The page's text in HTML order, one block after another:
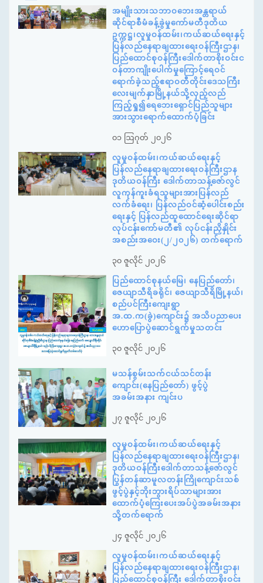
အမျိုးသားသဘာဝဘေးအန္တရာယ်
ဆိုင်ရာစီမံခန့်ခွဲမှုကော်မတီဒုတိယ
ဥက္ကဋ္ဌ၊လူမှုဝန်ထမ်း၊ကယ်ဆယ်ရေးနှင့်
ပြန်လည်နေရာချထားရေးဝန်ကြီးဌာန၊
ပြည်ထောင်စုဝန်ကြီးဒေါက်တာစိုးဝင်းင
ဝန်တာကျိုးပေါက်မှုကြောင့်ရေဝင်
ရောက်ခဲ့သည့်ဧရာဝတီတိုင်းဒေသကြီး
လေးမျက်နှာမြို့နယ်သို့လှည့်လည်
ကြည့်ရှု၍ရေဘေးရှောင်ပြည်သူများ
အားသွားရောက်ထောက်ပံ့ခြင်း
၀၁ ဩဂုတ် ၂၀၂၆
လူမှုဝန်ထမ်း၊ကယ်ဆယ်ရေးနှင့်
ပြန်လည်နေရာချထားရေးဝန်ကြီးဌာန
ဒုတိယဝန်ကြီး ဒေါက်တာသန့်ဇော်လွင်
လူကုန်ကူးခံရသူများအားပြန်လည်
လက်ခံရေး၊ ပြန်လည်ဝင်ဆံ့ပေါင်းစည်း
ရေးနှင့် ပြန်လည်ထူထောင်ရေးဆိုင်ရာ
လုပ်ငန်းကော်မတီ၏ လုပ်ငန်းညှိနှိုင်း
အစည်းအဝေး(၂/၂၀၂၆) တက်ရောက်
၃၀ ဇူလိုင် ၂၀၂၆
ပြည်ထောင်စုနယ်မြေ၊ နေပြည်တော်၊
ဇေယျာသီရိခရိုင်၊ ဇေယျာသီရိမြို့နယ်၊
စည်ပင်ကြီးကျေးရွာ
အ.ထ.က(ခွဲ)ကျောင်း၌ အသိပညာပေး
ဟောပြောပွဲဆောင်ရွက်မှုသတင်း
၃၀ ဇူလိုင် ၂၀၂၆
မသန်စွမ်းသက်ငယ်သင်တန်း
ကျောင်း(နေပြည်တော်) ဖွင့်ပွဲ
အခမ်းအနား ကျင်းပ
၂၇ ဇူလိုင် ၂၀၂၆
လူမှုဝန်ထမ်း၊ကယ်ဆယ်ရေးနှင့်
ပြန်လည်နေရာချထားရေးဝန်ကြီးဌာန၊
ဒုတိယဝန်ကြီးဒေါက်တာသန့်ဇော်လွင်
ပြွန်တန်ဆာမူလတန်းကြိုကျောင်းသစ်
ဖွင့်ပွဲနှင့်ဘိုးဘွားရိပ်သာများအား
ထောက်ပံ့ကြေးပေးအပ်ပွဲအခမ်းအနား
သို့တက်ရောက်
၂၄ ဇူလိုင် ၂၀၂၆
လူမှုဝန်ထမ်း၊ကယ်ဆယ်ရေးနှင့်
ပြန်လည်နေရာချထားရေးဝန်ကြီးဌာန၊
ပြည်ထောင်စုဝန်ကြီး ဒေါက်တာစိုးဝင်း